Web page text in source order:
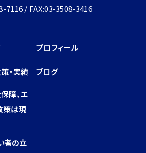
7116 / FAX:03-3508-3416
プロフィール
・実績
障、エ
策は現
者の立
ブログ